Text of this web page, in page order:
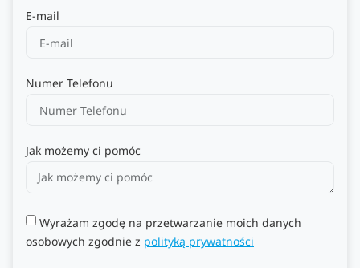
E-mail
Numer Telefonu
Jak możemy ci pomóc
Wyrażam zgodę na przetwarzanie moich danych
osobowych zgodnie z polityką prywatności